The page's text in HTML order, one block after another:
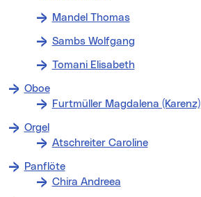
Mandel Thomas
Sambs Wolfgang
Tomani Elisabeth
Oboe
Furtmüller Magdalena (Karenz)
Orgel
Atschreiter Caroline
Panflöte
Chira Andreea